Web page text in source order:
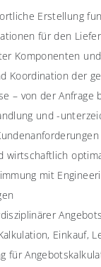
Erstellung
für den
Komponenten
Koordination der
– von der Anfrage
und -
wirtschaftlich
mit
Einkauf,
für